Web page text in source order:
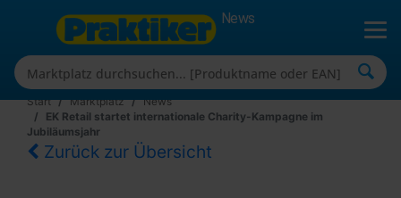
News
Start Marktplatz
News
EK Retail startet internationale Charity-Kampagne im
Jubiläumsjahr
Zurück zur Übersicht